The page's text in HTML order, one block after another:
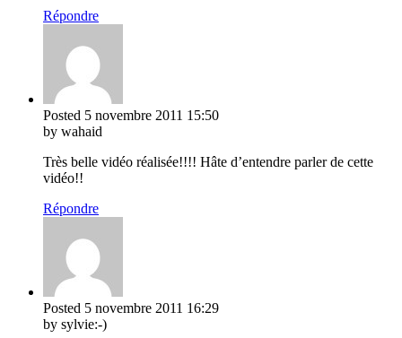
Répondre
Posted 5 novembre 2011 15:50
by wahaid
Très belle vidéo réalisée!!!! Hâte d’entendre parler de cette
vidéo!!
Répondre
Posted 5 novembre 2011 16:29
by sylvie:-)